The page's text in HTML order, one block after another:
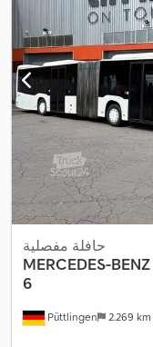
Püttlingen 2.269 km
حافلة مفصلية
MERCEDES-BENZ
6